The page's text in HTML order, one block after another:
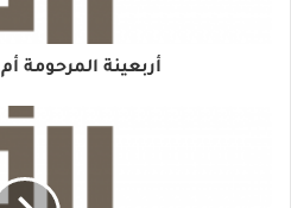
أربعينة المرحومة